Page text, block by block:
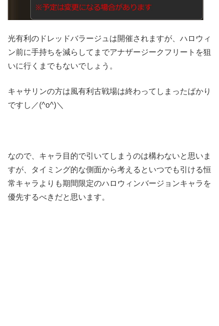
光有利のドレッドバラージュは開催されますが、ハロウィ
ン前に手持ちを減らしてまでアナザージークフリートを狙
いに行くまでもないでしょう。
キャサリンの方は風有利古戦場は終わってしまったばかり
ですし／(^o^)＼
なので、キャラ目的で引いてしまうのは構わないと思いま
すが、タイミング的な側面から考えるといつでも引ける恒
常キャラよりも期間限定のハロウィンバージョンキャラを
優先するべきだと思います。